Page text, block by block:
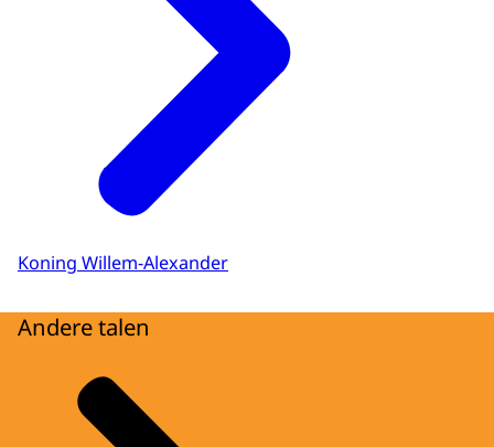
Koning Willem-Alexander
Andere talen